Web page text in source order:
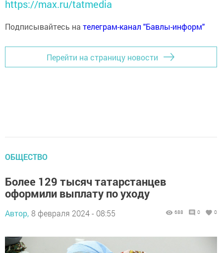
https://max.ru/tatmedia
Подписывайтесь на телеграм-канал "Бавлы-информ"
Перейти на страницу новости
ОБЩЕСТВО
Более 129 тысяч татарстанцев
оформили выплату по уходу
Автор, 8 февраля 2024 - 08:55 688 0 0